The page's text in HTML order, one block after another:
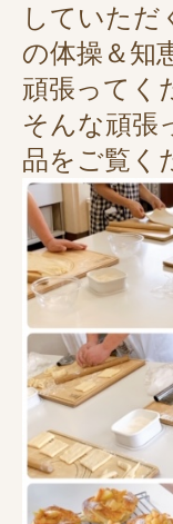
していただ
の体操＆知
頑張ってく
そんな頑張
品をご覧く